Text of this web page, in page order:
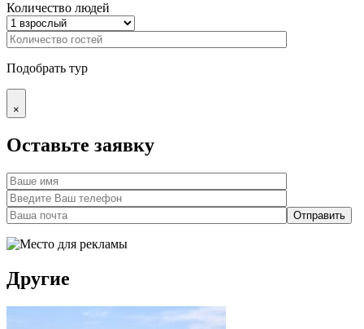
Количество людей
Подобрать тур
×
Оставьте заявку
Другие